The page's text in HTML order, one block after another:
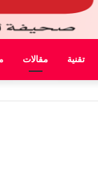
تقنية مقالات